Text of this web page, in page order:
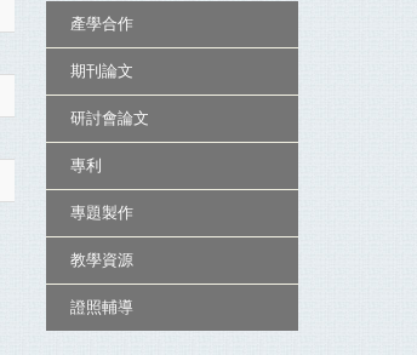
產學合作
期刊論文
研討會論文
專利
專題製作
教學資源
證照輔導